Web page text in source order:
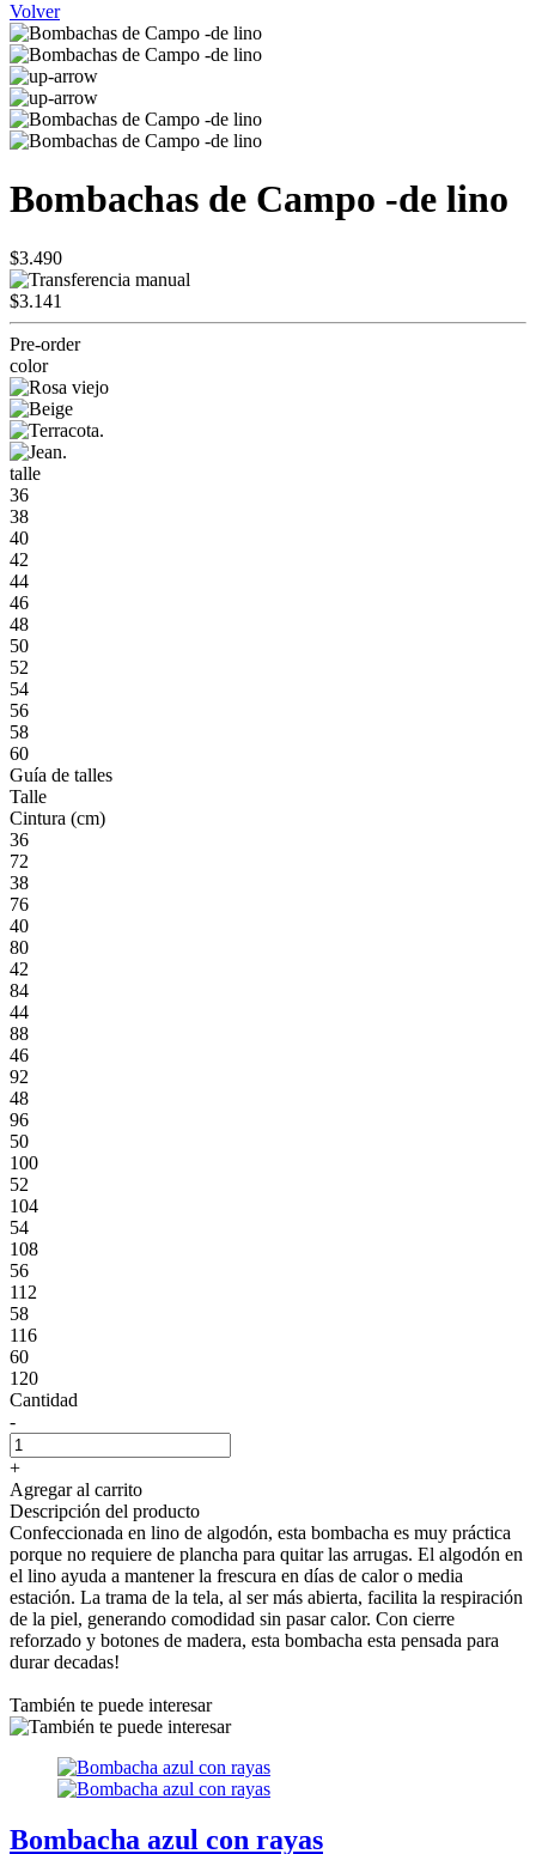
Volver
Bombachas de Campo -de lino
$3.490
$3.141
Pre-order
color
talle
36
38
40
42
44
46
48
50
52
54
56
58
60
Guía de talles
Talle
Cintura (cm)
36
72
38
76
40
80
42
84
44
88
46
92
48
96
50
100
52
104
54
108
56
112
58
116
60
120
Cantidad
-
+
Agregar al carrito
Descripción del producto
Confeccionada en lino de algodón, esta bombacha es muy práctica
porque no requiere de plancha para quitar las arrugas. El algodón en
el lino ayuda a mantener la frescura en días de calor o media
estación. La trama de la tela, al ser más abierta, facilita la respiración
de la piel, generando comodidad sin pasar calor. Con cierre
reforzado y botones de madera, esta bombacha esta pensada para
durar decadas!
También te puede interesar
Bombacha azul con rayas